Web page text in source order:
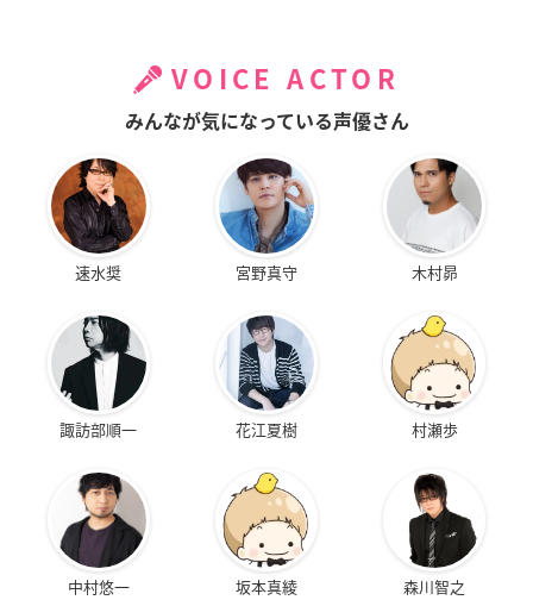
VOICE ACTOR
みんなが気になっている声優さん
速水奨 宮野真守 木村昴
諏訪部順一 花江夏樹 村瀬歩
中村悠一 坂本真綾 森川智之